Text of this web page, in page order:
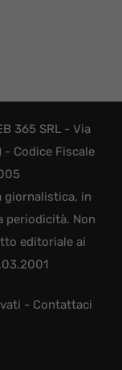
365 SRL - Via
- Codice Fiscale
giornalistica, in
periodicità. Non
editoriale ai
- Contattaci